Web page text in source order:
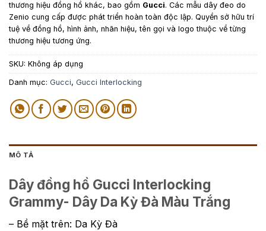
thương hiệu đồng hồ khác, bao gồm Gucci. Các mẫu dây đeo do
Zenio cung cấp được phát triển hoàn toàn độc lập. Quyền sở hữu trí
tuệ về đồng hồ, hình ảnh, nhãn hiệu, tên gọi và logo thuộc về từng
thương hiệu tương ứng.
SKU: Không áp dụng
Danh mục: Gucci, Gucci Interlocking
MÔ TẢ
Dây đồng hồ Gucci Interlocking
Grammy- Dây Da Kỳ Đà Màu Trắng
– Bề mặt trên: Da Kỳ Đà